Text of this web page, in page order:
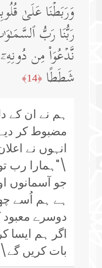
وَرَبَطۡنَا عَلَىٰ
رَبُّنَا رَبُّ
نَّدۡعُوَا۟ مِن دُونِهِۦۤ
شَطَطًا ﴿14﴾
ہم نے ان
مضبوط کر
انہوں نے
\"ہمارا رب
جو آسمانوں
ہے ہم اُسے
دوسرے معبود
اگر ہم ایسا
بات کریں